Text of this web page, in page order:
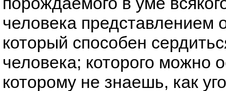
человека представлением
который способен
человека; которого можно
которому не знаешь, как